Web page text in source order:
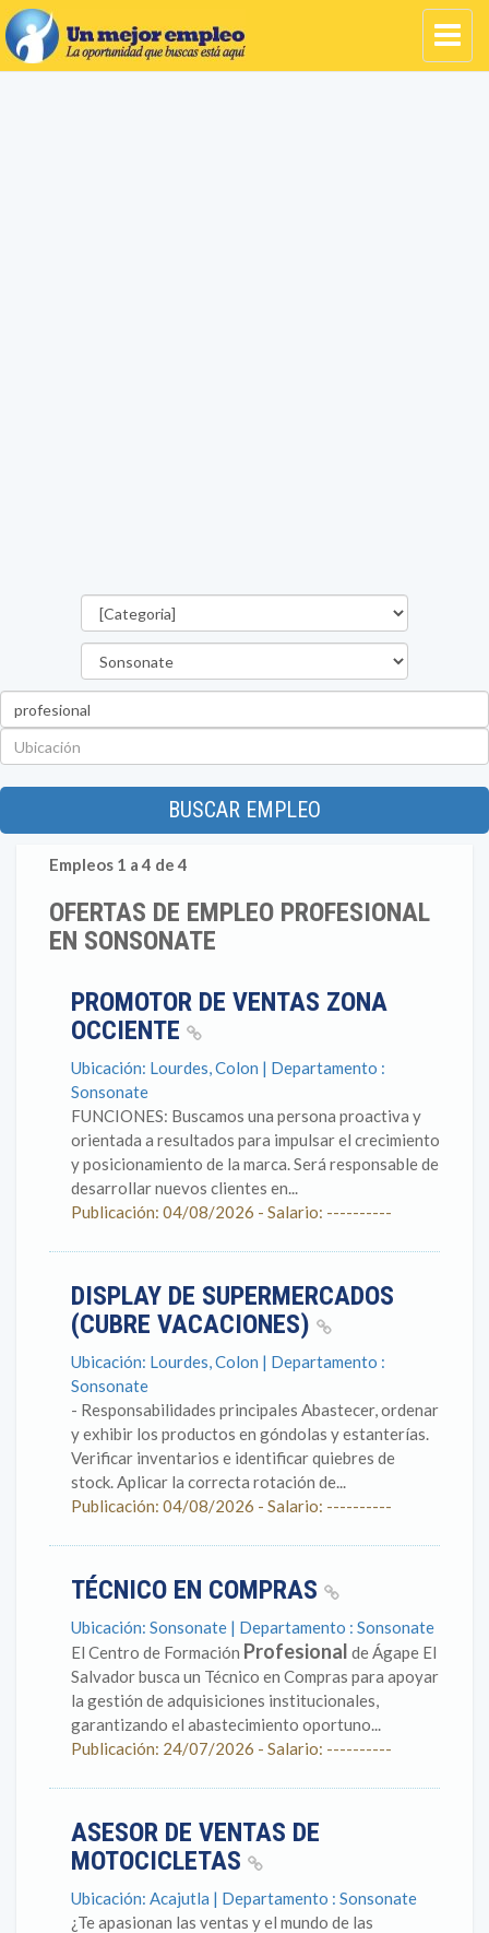
BUSCAR EMPLEO
Empleos 1 a 4 de 4
OFERTAS DE EMPLEO PROFESIONAL
EN SONSONATE
PROMOTOR DE VENTAS ZONA
OCCIENTE
Ubicación: Lourdes, Colon | Departamento :
Sonsonate
FUNCIONES: Buscamos una persona proactiva y
orientada a resultados para impulsar el crecimiento
y posicionamiento de la marca. Será responsable de
desarrollar nuevos clientes en...
Publicación: 04/08/2026 - Salario: ----------
DISPLAY DE SUPERMERCADOS
(CUBRE VACACIONES)
Ubicación: Lourdes, Colon | Departamento :
Sonsonate
- Responsabilidades principales Abastecer, ordenar
y exhibir los productos en góndolas y estanterías.
Verificar inventarios e identificar quiebres de
stock. Aplicar la correcta rotación de...
Publicación: 04/08/2026 - Salario: ----------
TÉCNICO EN COMPRAS
Ubicación: Sonsonate | Departamento : Sonsonate
El Centro de Formación Profesional de Ágape El
Salvador busca un Técnico en Compras para apoyar
la gestión de adquisiciones institucionales,
garantizando el abastecimiento oportuno...
Publicación: 24/07/2026 - Salario: ----------
ASESOR DE VENTAS DE
MOTOCICLETAS
Ubicación: Acajutla | Departamento : Sonsonate
¿Te apasionan las ventas y el mundo de las